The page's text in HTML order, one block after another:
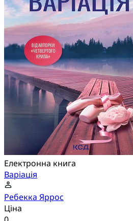
Електронна книга
Варіація
Ребекка Яррос
Ціна